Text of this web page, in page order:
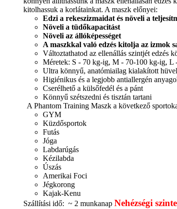
kitolhassuk a korlátainkat. A maszk előnyei:
Edzi a rekeszizmaidat és növeli a
Növeli a tüdőkapacitást
Növeli az állóképességet
A maszkkal való edzés kitolja az izmok
Változtathatod az ellenállás szintjét edzés
Méretek: S - 70 kg-ig, M - 70-100 kg-ig, L
Ultra könnyű, anatómiailag kialakított
Higiénikus és a legjobb antiallergén
Cserélhető a külsőfedél és a pánt
Könnyű szétszedni és tisztán tartani
A Phantom Training Maszk a következő
GYM
Küzdősportok
Futás
Jóga
Labdarúgás
Kézilabda
Úszás
Amerikai Foci
Jégkorong
Kajak-Kenu
Szállítási idő: ~ 2 munkanap Nehézségi